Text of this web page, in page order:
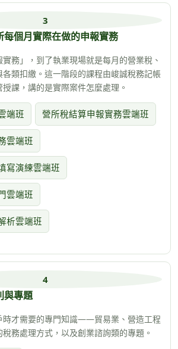
3
每個月實際在做的申報實務
務」，到了執業現場就是每月的營業稅、
類扣繳。這一階段的課程由峻誠稅務記帳
課，講的是實際案件怎麼處理。
端班 營所稅結算申報實務雲端班
雲端班
寫演練雲端班
雲端班
析雲端班
4
與專題
時才需要的專門知識——貿易業、營造工程
務處理方式，以及創業諮詢類的專題。